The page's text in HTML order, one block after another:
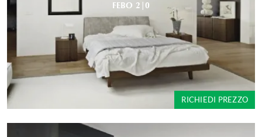
FEBO 2|0
RICHIEDI PREZZO